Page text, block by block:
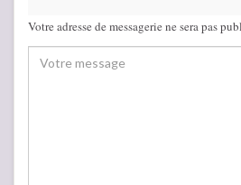
Votre adresse de messagerie ne sera pas